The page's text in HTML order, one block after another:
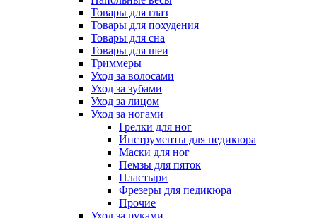
Товары для глаз
Товары для похудения
Товары для сна
Товары для шеи
Триммеры
Уход за волосами
Уход за зубами
Уход за лицом
Уход за ногами
Грелки для ног
Инструменты для педикюра
Маски для ног
Пемзы для пяток
Пластыри
Фрезеры для педикюра
Прочие
Уход за руками